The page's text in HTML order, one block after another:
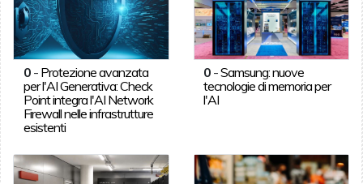
0- Protezione avanzata
per l'AI Generativa: Check
Point integra l'AI Network
Firewall nelle infrastrutture
esistenti
0 -Samsung: nuove
tecnologie di memoria per
l'AI